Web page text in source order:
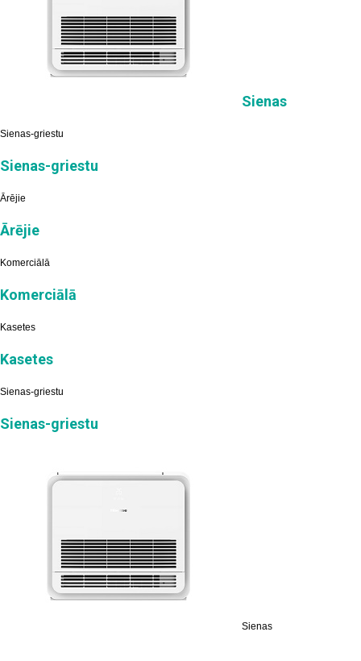
Sienas
Sienas-griestu
Sienas-griestu
Ārējie
Ārējie
Komerciālā
Komerciālā
Kasetes
Kasetes
Sienas-griestu
Sienas-griestu
Sienas